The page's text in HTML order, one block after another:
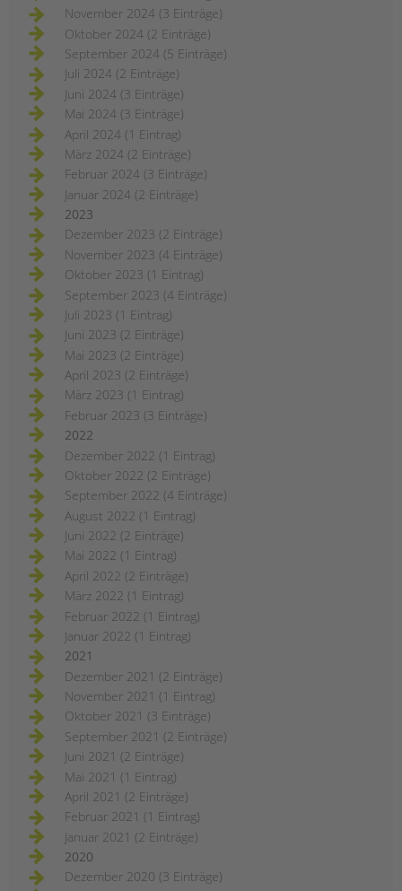
November 2024 (3 Einträge)
Oktober 2024 (2 Einträge)
September 2024 (5 Einträge)
Juli 2024 (2 Einträge)
Juni 2024 (3 Einträge)
Mai 2024 (3 Einträge)
April 2024 (1 Eintrag)
März 2024 (2 Einträge)
Februar 2024 (3 Einträge)
Januar 2024 (2 Einträge)
2023
Dezember 2023 (2 Einträge)
November 2023 (4 Einträge)
Oktober 2023 (1 Eintrag)
September 2023 (4 Einträge)
Juli 2023 (1 Eintrag)
Juni 2023 (2 Einträge)
Mai 2023 (2 Einträge)
April 2023 (2 Einträge)
März 2023 (1 Eintrag)
Februar 2023 (3 Einträge)
2022
Dezember 2022 (1 Eintrag)
Oktober 2022 (2 Einträge)
September 2022 (4 Einträge)
August 2022 (1 Eintrag)
Juni 2022 (2 Einträge)
Mai 2022 (1 Eintrag)
April 2022 (2 Einträge)
März 2022 (1 Eintrag)
Februar 2022 (1 Eintrag)
Januar 2022 (1 Eintrag)
2021
Dezember 2021 (2 Einträge)
November 2021 (1 Eintrag)
Oktober 2021 (3 Einträge)
September 2021 (2 Einträge)
Juni 2021 (2 Einträge)
Mai 2021 (1 Eintrag)
April 2021 (2 Einträge)
Februar 2021 (1 Eintrag)
Januar 2021 (2 Einträge)
2020
Dezember 2020 (3 Einträge)